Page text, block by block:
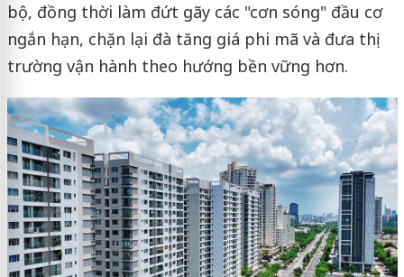
bộ, đồng thời làm đứt gãy các "cơn sóng" đầu cơ
ngắn hạn, chặn lại đà tăng giá phi mã và đưa thị
trường vận hành theo hướng bền vững hơn.